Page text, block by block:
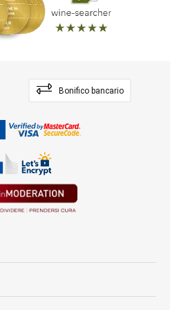
Bonifico bancario